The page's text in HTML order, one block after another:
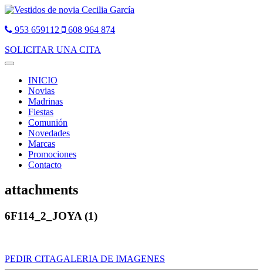
953 659112
608 964 874
SOLICITAR UNA CITA
Toggle
navigationINICIO
Novias
Madrinas
Fiestas
Comunión
Novedades
Marcas
Promociones
Contacto
attachments
6F114_2_JOYA (1)
PEDIR CITAGALERIA DE IMAGENES